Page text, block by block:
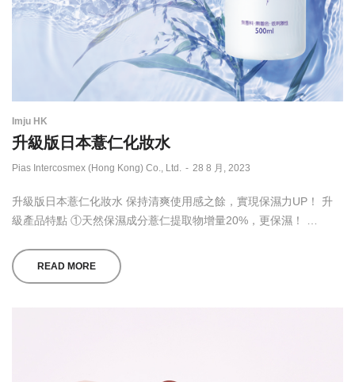
Imju HK
升級版日本薏仁化妝水
by
Pias Intercosmex (Hong Kong) Co., Ltd. 28 8 月, 2023
升級版日本薏仁化妝水 保持清爽使用感之餘，實現保濕力UP！ 升
級產品特點 ①天然保濕成分薏仁提取物增量20%，更保濕！ …
READ MORE